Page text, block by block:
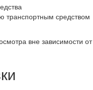
транспортным средством
вне зависимости